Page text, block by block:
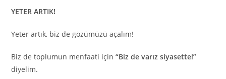
YETER ARTIK!
Yeter artık, biz de gözümüzü açalım!
Biz de toplumun menfaati için“Biz de varız siyasette!”
diyelim.